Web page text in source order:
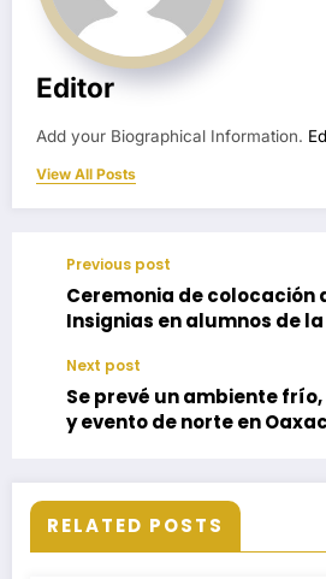
Editor
Add your Biographical Information.
View All Posts
Previous post
Ceremonia de colocación
Insignias en alumnos de
Campus Puerto Escondido
Next post
Se prevé un ambiente
y evento de norte en
RELATED POSTS